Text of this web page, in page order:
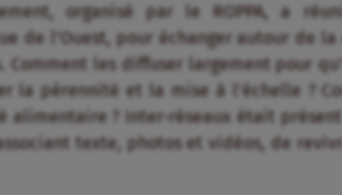
organisé par le ROPPA, a
de l’Ouest, pour échanger autour de
Comment les diffuser largement pour
la pérennité et la mise à l’échelle ?
alimentaire ? Inter-réseaux était
texte, photos et vidéos, de